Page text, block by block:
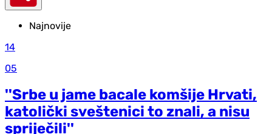
Najnovije
14
05
''Srbe u jame bacale komšije Hrvati,
katolički sveštenici to znali, a nisu
spriječili''